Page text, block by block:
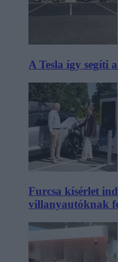
A Tesla így segíti
Furcsa kísérlet
villanyautóknak